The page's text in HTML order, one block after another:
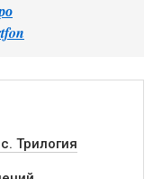
Трилогия